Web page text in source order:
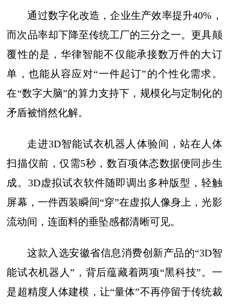
通过数字化改造，企业生产效率提升40%，
而次品率却下降至传统工厂的三分之一。更具颠
覆性的是，华律智能不仅能承接数万件的大订
单，也能从容应对“一件起订”的个性化需求。
在“数字大脑”的算力支持下，规模化与定制化的
矛盾被悄然化解。
走进3D智能试衣机器人体验间，站在人体
扫描仪前，仅需5秒，数百项体态数据便同步生
成。3D虚拟试衣软件随即调出多种版型，轻触
屏幕，一件西装瞬间“穿”在虚拟人像身上，光影
流动间，连面料的垂坠感都清晰可见。
这款入选安徽省信息消费创新产品的“3D智
能试衣机器人”，背后蕴藏着两项“黑科技”。一
是超精度人体建模，让“量体”不再停留于传统裁